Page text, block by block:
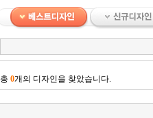
총 0개의 디자인을 찾았습니다.